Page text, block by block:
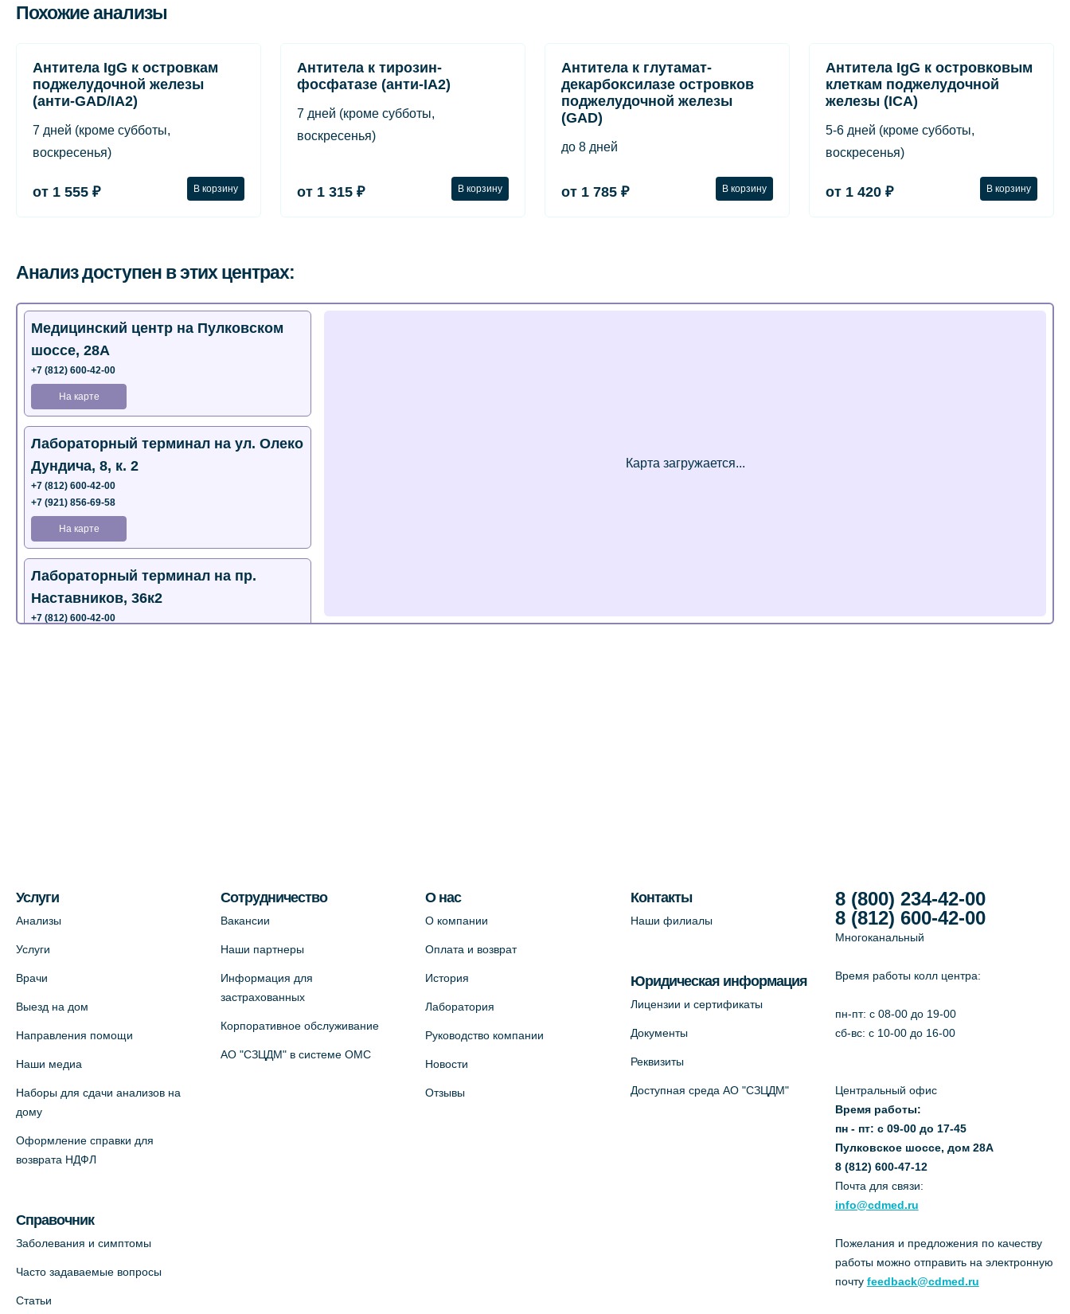
Похожие анализы
Антитела IgG к островкам
поджелудочной железы
(анти-GAD/IA2)
7 дней (кроме субботы,
воскресенья)
от 1 555 ₽ В корзину
Антитела к тирозин-
фосфатазе (анти-IA2)
7 дней (кроме субботы,
воскресенья)
от 1 315 ₽ В корзину
Антитела к глутамат-
декарбоксилазе островков
поджелудочной железы
(GAD)
до 8 дней
от 1 785 ₽ В корзину
Антитела IgG к островковым
клеткам поджелудочной
железы (ICA)
5-6 дней (кроме субботы,
воскресенья)
от 1 420 ₽ В корзину
Анализ доступен в этих центрах:
Медицинский центр на Пулковском
шоссе, 28А
+7 (812) 600-42-00
На карте
Лабораторный терминал на ул. Олеко
Дундича, 8, к. 2
+7 (812) 600-42-00
+7 (921) 856-69-58
На карте
Лабораторный терминал на пр.
Наставников, 36к2
+7 (812) 600-42-00
+7 (812) 660-73-69
На карте
партнер)
+7 (812) 660-73-69
На карте
Семейный" (официальный партнер),
Красносельское шоссе, 54, к.3
Услуги
Анализы
Услуги
Врачи
Выезд на дом
Направления помощи
Наши медиа
Наборы для сдачи анализов на
дому
Оформление справки для
возврата НДФЛ
Справочник
Заболевания и симптомы
Часто задаваемые вопросы
Статьи
Сотрудничество
Вакансии
Наши партнеры
Информация для
застрахованных
Корпоративное обслуживание
АО "СЗЦДМ" в системе ОМС
О нас
О компании
Оплата и возврат
История
Лаборатория
Руководство компании
Новости
Отзывы
Контакты
Наши филиалы
Юридическая информация
Лицензии и сертификаты
Документы
Реквизиты
Доступная среда АО "СЗЦДМ"
8 (800) 234-42-00
8 (812) 600-42-00
Многоканальный
Время работы колл центра:
пн-пт: c 08-00 до 19-00
сб-вс: с 10-00 до 16-00
Центральный офис
Время работы:
пн - пт: с 09-00 до 17-45
Пулковское шоссе, дом 28А
8 (812) 600-47-12
Почта для связи:
info@cdmed.ru
Пожелания и предложения по качеству
работы можно отправить на электронную
почту feedback@cdmed.ru